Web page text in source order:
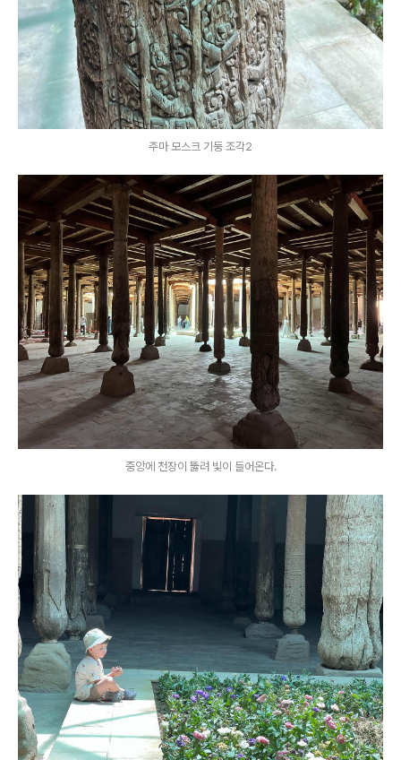
주마 모스크 기둥 조각2
중앙에 천장이 뚫려 빛이 들어온다.